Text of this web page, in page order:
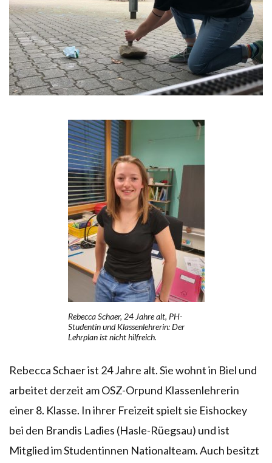
Rebecca Schaer, 24 Jahre alt, PH-
Studentin und Klassenlehrerin: Der
Lehrplan ist nicht hilfreich.
Rebecca Schaer ist 24 Jahre alt. Sie wohnt in Biel und
arbeitet derzeit am OSZ-Orpund Klassenlehrerin
einer 8. Klasse. In ihrer Freizeit spielt sie Eishockey
bei den Brandis Ladies (Hasle-Rüegsau) und ist
Mitglied im Studentinnen Nationalteam. Auch besitzt